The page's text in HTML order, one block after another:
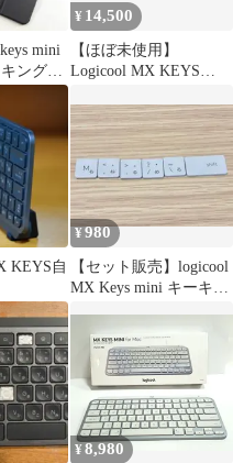
mini
ングト
¥ 14,500
【ほぼ未使用】
Logicool MX KEYS
ード
KEYS自
傾斜・
¥980
【セット販売】logicool
MX Keys mini キーキャ
¥8,980